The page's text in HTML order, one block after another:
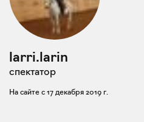
larri.larin
спектатор
На сайте с 17 декабря 2019 г.